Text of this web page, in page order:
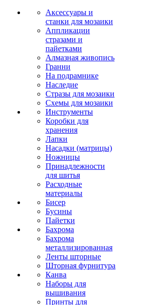
Аксессуары и
станки для мозаики
Аппликации
стразами и
пайетками
Алмазная живопись
Гранни
На подрамнике
Наследие
Стразы для мозаики
Схемы для мозаики
Инструменты
Коробки для
хранения
Лапки
Насадки (матрицы)
Ножницы
Принадлежности
для шитья
Расходные
материалы
Бисер
Бусины
Пайетки
Бахрома
Бахрома
металлизированная
Ленты шторные
Шторная фурнитура
Канва
Наборы для
вышивания
Принты для